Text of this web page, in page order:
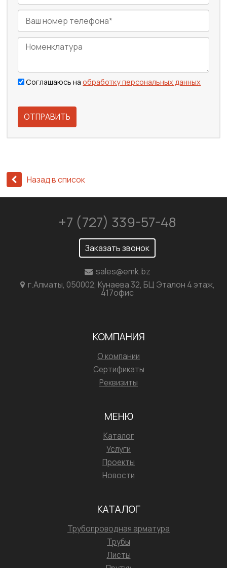
Соглашаюсь наобработку персональных данных
ОТПРАВИТЬ
Назад в список
+7 (727) 339-57-48
Заказать звонок
sales@emk.bz
г.Алматы, 050002, Кунаева 32, БЦ Эталон 4 этаж,
417офис
КОМПАНИЯ
О компании
Сертификаты
Реквизиты
МЕНЮ
Каталог
Услуги
Проекты
Новости
КАТАЛОГ
Трубопроводная арматура
Трубы
Листы